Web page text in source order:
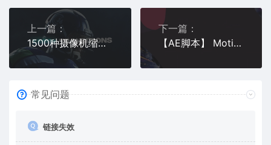
上一篇：
1500种摄像机缩放模糊冲击故障切割水墨笔刷图形无缝视频转场预设 Transitions-Win 和 Mac-AE脚本
下一篇：
【AE脚本】 Motion v4.0.1.4156 for 专为图形运动设计师设计的高级扩展工具 Win&Mac（附视频教程）
常见问题
链接失效